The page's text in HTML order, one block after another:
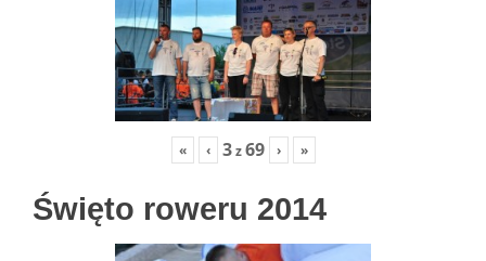
« ‹ 3z69 › »
Święto roweru 2014